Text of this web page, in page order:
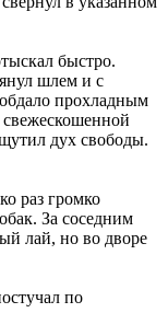
быстро.
шлем и с
прохладным
дух свободы.
раз громко
За соседним
лай, но во дворе
по